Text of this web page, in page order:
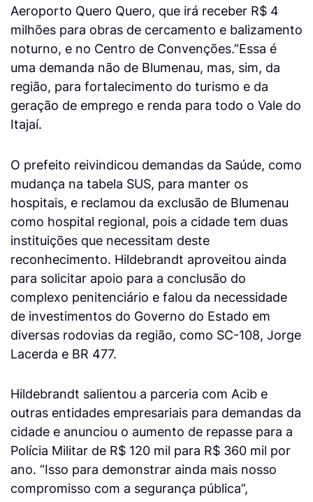
Aeroporto Quero Quero, que irá receber R$ 4
milhões para obras de cercamento e balizamento
noturno, e no Centro de Convenções.”Essa é
uma demanda não de Blumenau, mas, sim, da
região, para fortalecimento do turismo e da
geração de emprego e renda para todo o Vale do
Itajaí.
O prefeito reivindicou demandas da Saúde, como
mudança na tabela SUS, para manter os
hospitais, e reclamou da exclusão de Blumenau
como hospital regional, pois a cidade tem duas
instituições que necessitam deste
reconhecimento. Hildebrandt aproveitou ainda
para solicitar apoio para a conclusão do
complexo penitenciário e falou da necessidade
de investimentos do Governo do Estado em
diversas rodovias da região, como SC-108, Jorge
Lacerda e BR 477.
Hildebrandt salientou a parceria com Acib e
outras entidades empresariais para demandas da
cidade e anunciou o aumento de repasse para a
Polícia Militar de R$ 120 mil para R$ 360 mil por
ano. “Isso para demonstrar ainda mais nosso
compromisso com a segurança pública”,